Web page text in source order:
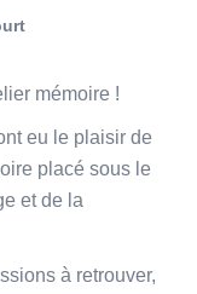
mémoire !
eu le plaisir de
placé sous le
et de la
à retrouver,